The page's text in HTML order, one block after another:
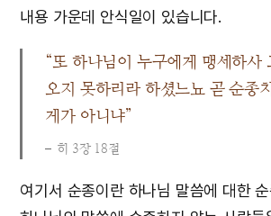
내용 가운데 안식일이 있습니다.
“또 하나님이 누구에게 맹세하사
오지 못하리라 하셨느뇨 곧 순종
게가 아니냐”
히 3장 18절
여기서 순종이란 하나님 말씀에 대한